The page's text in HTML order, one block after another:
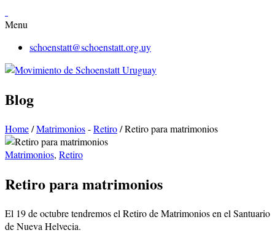
Menu
schoenstatt@schoenstatt.org.uy
Blog
Home/Matrimonios-Retiro/Retiro para matrimonios
Matrimonios, Retiro
Retiro para matrimonios
El 19 de octubre tendremos el Retiro de Matrimonios en el Santuario
de Nueva Helvecia.